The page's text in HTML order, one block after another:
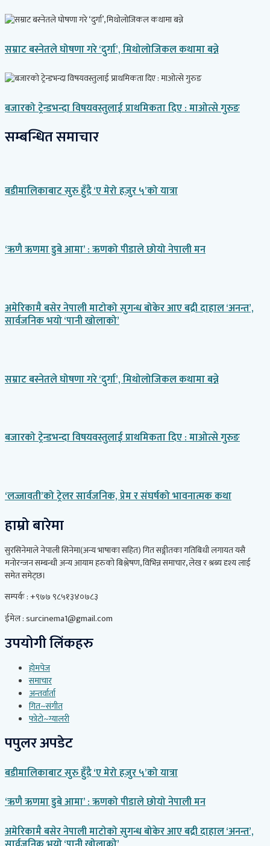
सम्राट बस्नेतले घोषणा गरे ‘दुर्गा’, मिथोलोजिकल कथामा बन्ने
बजारको ट्रेन्डभन्दा विषयवस्तुलाई प्राथमिकता दिए : माओत्से गुरुङ
सम्बन्धित समाचार
बडीमालिकाबाट सुरु हुँदै ‘ए मेरो हजुर ५’को यात्रा
‘ऋणै ऋणमा डुबे आमा’ : ऋणको पीडाले छोयो नेपाली मन
अमेरिकामै बसेर नेपाली माटोको सुगन्ध बोकेर आए बद्री दाहाल ‘अनन्त’,
सार्वजनिक भयो ‘पानी खोलाको’
सम्राट बस्नेतले घोषणा गरे ‘दुर्गा’, मिथोलोजिकल कथामा बन्ने
बजारको ट्रेन्डभन्दा विषयवस्तुलाई प्राथमिकता दिए : माओत्से गुरुङ
‘लज्जावती’को ट्रेलर सार्वजनिक, प्रेम र संघर्षको भावनात्मक कथा
हाम्रो बारेमा
सुरसिनेमाले नेपाली सिनेमा(अन्य भाषाका सहित) गित सङ्गीतका गतिबिधी लगायत यसै
मनोरन्जन सम्बन्धी अन्य आयाम हरुको बिश्लेषण, विभिन्न समाचार, लेख र श्रब्य दृश्य लाई
समेत समेट्छ।
सम्पर्क : +९७७ ९८५१३४०७८३
ईमेल : surcinema1@gmail.com
उपयोगी लिंकहरु
होमपेज
समाचार
अन्तर्वार्ता
गित~संगीत
फोटो~ग्यालरी
पपुलर अपडेट
बडीमालिकाबाट सुरु हुँदै ‘ए मेरो हजुर ५’को यात्रा
‘ऋणै ऋणमा डुबे आमा’ : ऋणको पीडाले छोयो नेपाली मन
अमेरिकामै बसेर नेपाली माटोको सुगन्ध बोकेर आए बद्री दाहाल ‘अनन्त’,